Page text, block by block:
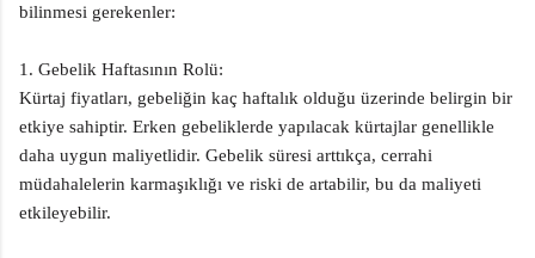
bilinmesi gerekenler:
1. Gebelik Haftasının Rolü:
Kürtaj fiyatları, gebeliğin kaç haftalık olduğu üzerinde belirgin bir
etkiye sahiptir. Erken gebeliklerde yapılacak kürtajlar genellikle
daha uygun maliyetlidir. Gebelik süresi arttıkça, cerrahi
müdahalelerin karmaşıklığı ve riski de artabilir, bu da maliyeti
etkileyebilir.